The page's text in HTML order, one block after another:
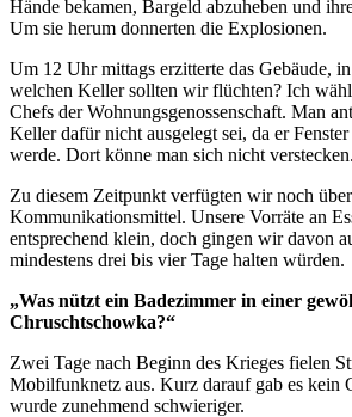
Hände bekamen, Bargeld abzuheben und
Um sie herum donnerten die Explosionen.
Um 12 Uhr mittags erzitterte das Gebäude,
welchen Keller sollten wir flüchten? Ich
Chefs der Wohnungsgenossenschaft. Man
Keller dafür nicht ausgelegt sei, da er
werde. Dort könne man sich nicht verstecken.
Zu diesem Zeitpunkt verfügten wir noch
Kommunikationsmittel. Unsere Vorräte an
entsprechend klein, doch gingen wir davon
mindestens drei bis vier Tage halten würden.
„Was nützt ein Badezimmer in einer
Chruschtschowka?“
Zwei Tage nach Beginn des Krieges fielen
Mobilfunknetz aus. Kurz darauf gab es kein
wurde zunehmend schwieriger.